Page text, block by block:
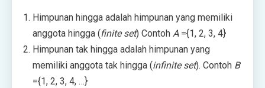
Himpunan hingga adalah himpunan yang memiliki
anggota hingga (finite set) Contoh A ={1, 2, 3, 4}
Himpunan tak hingga adalah himpunan yang
memiliki anggota tak hingga (infinite set). Contoh B
={1, 2, 3, 4, …}